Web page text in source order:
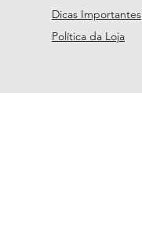
Dicas Importantes
Política da Loja